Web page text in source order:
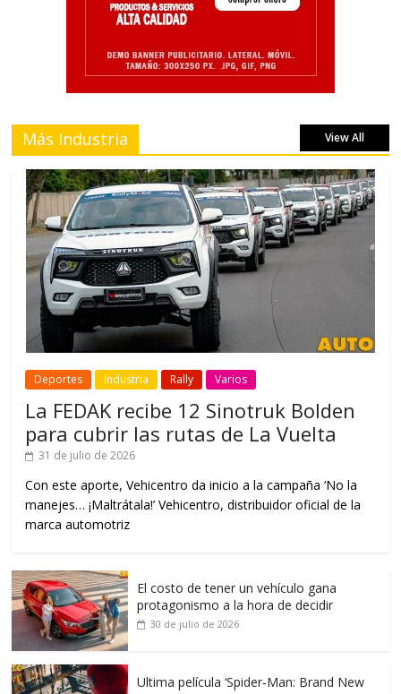
Más Industria View All
Deportes Industria Rally Varios
La FEDAK recibe 12 Sinotruk Bolden
para cubrir las rutas de La Vuelta
31 de julio de 2026
Con este aporte, Vehicentro da inicio a la campaña ‘No la
manejes… ¡Maltrátala!’ Vehicentro, distribuidor oficial de la
marca automotriz
El costo de tener un vehículo gana
protagonismo a la hora de decidir
30 de julio de 2026
Ultima película ‘Spider‑Man: Brand New